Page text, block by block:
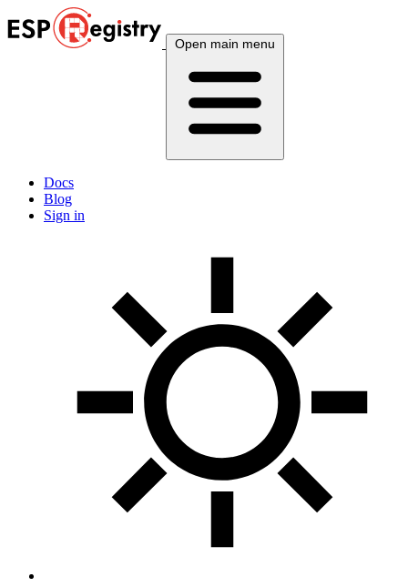
Open main menu
Docs
Blog
Sign in